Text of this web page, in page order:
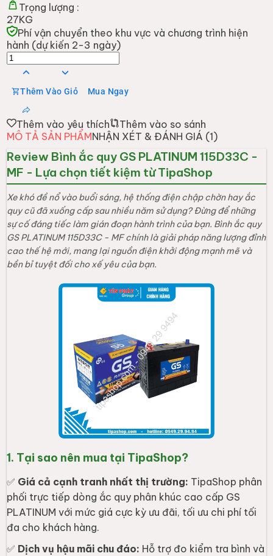
Trọng lượng :
27KG
Phí vận chuyển theo khu vực và chương trình hiện
hành (dự kiến 2-3 ngày)
Thêm Vào Giỏ Mua Ngay
Thêm vào yêu thích
Thêm vào so sánh
MÔ TẢ SẢN PHẨMNHẬN XÉT & ĐÁNH GIÁ (1)
Review Bình ắc quy GS PLATINUM 115D33C -
MF - Lựa chọn tiết kiệm từ TipaShop
Xe khó đề nổ vào buổi sáng, hệ thống điện chập chờn hay ắc
quy cũ đã xuống cấp sau nhiều năm sử dụng? Đừng để những
sự cố đáng tiếc làm gián đoạn hành trình của bạn. Bình ắc quy
GS PLATINUM 115D33C - MF chính là giải pháp năng lượng đỉnh
cao thế hệ mới, mang lại nguồn điện khởi động mạnh mẽ và
bền bỉ tuyệt đối cho xế yêu của bạn.
1. Tại sao nên mua tại TipaShop?
✅ Giá cả cạnh tranh nhất thị trường: TipaShop phân
phối trực tiếp dòng ắc quy phân khúc cao cấp GS
PLATINUM với mức giá cực kỳ ưu đãi, tối ưu chi phí tối
đa cho khách hàng.
✅ Dịch vụ hậu mãi chu đáo: Hỗ trợ đo kiểm tra bình và